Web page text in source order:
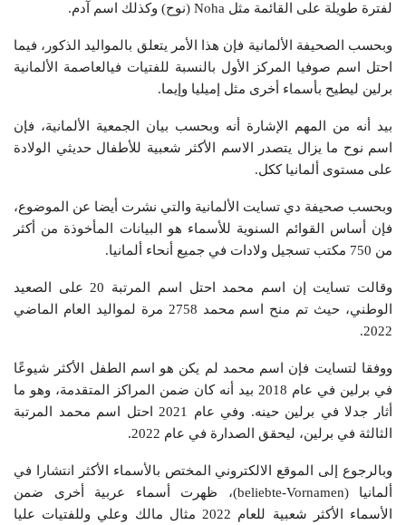
لفترة طويلة على القائمة مثل Noha (نوح) وكذلك اسم آدم.
وبحسب الصحيفة الألمانية فإن هذا الأمر يتعلق بالمواليد الذكور، فيما
احتل اسم صوفيا المركز الأول بالنسبة للفتيات فيالعاصمة الألمانية
برلين ليطيح بأسماء أخرى مثل إميليا وإيما.
بيد أنه من المهم الإشارة أنه وبحسب بيان الجمعية الألمانية، فإن
اسم نوح ما يزال يتصدر الاسم الأكثر شعبية للأطفال حديثي الولادة
على مستوى ألمانيا ككل.
وبحسب صحيفة دي تسايت الألمانية والتي نشرت أيضا عن الموضوع،
فإن أساس القوائم السنوية للأسماء هو البيانات المأخوذة من أكثر
من 750 مكتب تسجيل ولادات في جميع أنحاء ألمانيا.
وقالت تسايت إن اسم محمد احتل اسم المرتبة 20 على الصعيد
الوطني، حيث تم منح اسم محمد 2758 مرة لمواليد العام الماضي
2022.
ووفقا لتسايت فإن اسم محمد لم يكن هو اسم الطفل الأكثر شيوعًا
في برلين في عام 2018 بيد أنه كان ضمن المراكز المتقدمة، وهو ما
أثار جدلا في برلين حينه. وفي عام 2021 احتل اسم محمد المرتبة
الثالثة في برلين، ليحقق الصدارة في عام 2022.
وبالرجوع إلى الموقع الالكتروني المختص بالأسماء الأكثر انتشارا في
ألمانيا (beliebte-Vornamen)، ظهرت أسماء عربية أخرى ضمن
الأسماء الأكثر شعبية للعام 2022 مثال مالك وعلي وللفتيات عليا